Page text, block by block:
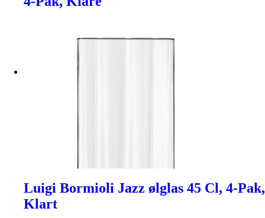
Luigi Bormioli Jazz ølglas 45 Cl, 4-Pak,
Klart